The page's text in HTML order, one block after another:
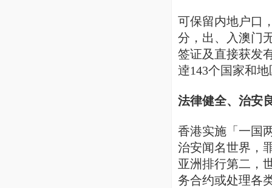
可保留内地户口
分，出、入澳门
签证及直接获发
逹143个国家和
法律健全、治安
香港实施「一国
治安闻名世界，
亚洲排行第二，
务合约或处理各